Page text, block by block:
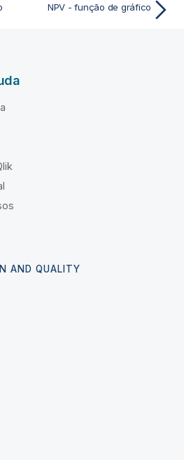
NPV - função de gráfico
AND QUALITY